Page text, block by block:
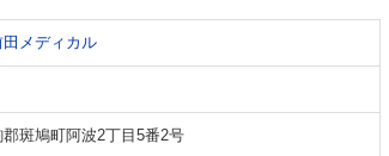
メディカル
斑鳩町阿波2丁目5番2号